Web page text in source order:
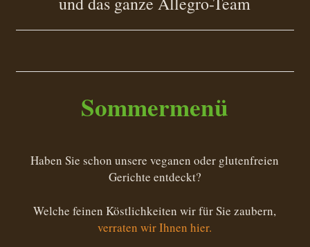
Sommermenü
Haben Sie schon unsere veganen oder glutenfreien
Gerichte entdeckt?
Welche feinen Köstlichkeiten wir für Sie zaubern,
verraten wir Ihnen hier.